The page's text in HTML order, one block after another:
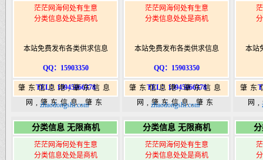
茫茫网海何处有生意
分类信息处处是商机
本站免费发布各类供求信息
QQ：15903350
TEL：15945066378
肇东信息港,肇东信息
网,肇东信息,肇东
港|www.zhaodongshi.com
zhaodongshi.com
茫茫网海何处有生意
分类信息处处是商机
本站免费发布各类供求信息
QQ：15903350
TEL：15945066378
肇东信息港,肇东信息
网,肇东信息,肇东
港|www.zhaodongshi.com
zhaodongshi.com
本站
肇东
网
港
分类信息 无限商机
茫茫网海何处有生意
分类信息处处是商机
分类信息 无限商机
茫茫网海何处有生意
分类信息处处是商机